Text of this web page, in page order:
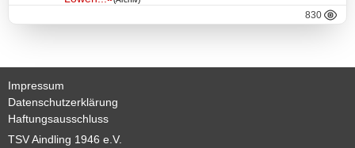
830
Impressum
Datenschutzerklärung
Haftungsausschluss
TSV Aindling 1946 e.V.